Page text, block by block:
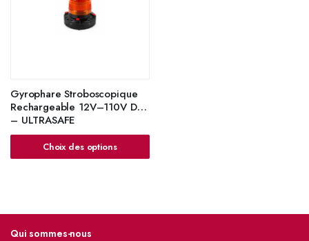
Gyrophare Stroboscopique
Rechargeable 12V–110V DC
– ULTRASAFE
Choix des options
Qui sommes-nous